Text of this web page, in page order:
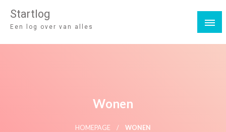
Startlog
Een log over van alles
Wonen
HOMEPAGE WONEN